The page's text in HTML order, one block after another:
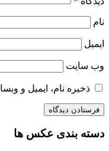
نام
ایمیل
وب‌ سایت
ذخیره نام، ایمیل و
دسته بندی عکس ها